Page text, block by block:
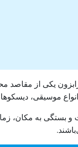
یکی از
موسیقی،
بستگی به مکان،